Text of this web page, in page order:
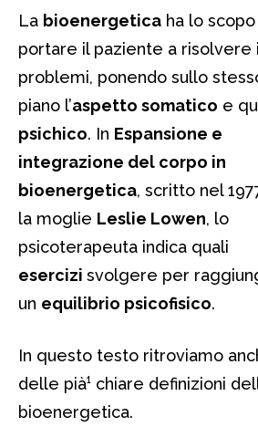
La bioenergetica ha lo scopo
portare il paziente a risolvere
problemi, ponendo sullo
piano l’aspetto somatico e
psichico. In Espansione e
integrazione del corpo in
bioenergetica, scritto nel
la moglie Leslie Lowen, lo
psicoterapeuta indica quali
esercizi svolgere per
un equilibrio psicofisico.
In questo testo ritroviamo
delle pià¹ chiare definizioni
bioenergetica.